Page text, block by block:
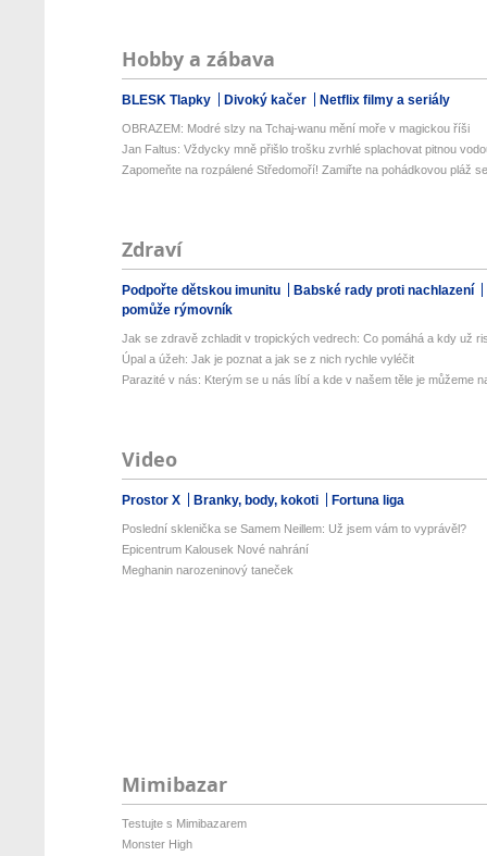
Hobby a zábava
BLESK Tlapky Divoký kačer Netflix filmy a seriály
OBRAZEM: Modré slzy na Tchaj-wanu mění moře v magickou říši
Jan Faltus: Vždycky mně přišlo trošku zvrhlé splachovat pitnou
Zapomeňte na rozpálené Středomoří! Zamiřte na pohádkovou pláž
Zdraví
Podpořte dětskou imunitu
Babské rady proti nachlazení
pomůže rýmovník
Jak se zdravě zchladit v tropických vedrech: Co pomáhá a kdy už
Úpal a úžeh: Jak je poznat a jak se z nich rychle vyléčit
Parazité v nás: Kterým se u nás líbí a kde v našem těle je můžeme
Video
Prostor X Branky, body, kokoti Fortuna liga
Poslední sklenička se Samem Neillem: Už jsem vám to vyprávěl?
Epicentrum Kalousek Nové nahrání
Meghanin narozeninový taneček
Mimibazar
Testujte s Mimibazarem
Monster High